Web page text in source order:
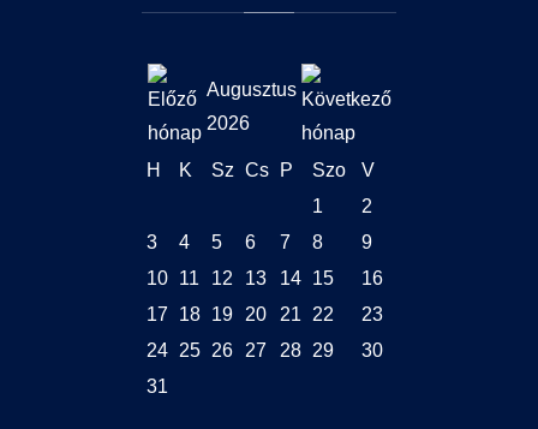
Augusztus
2026
H K Sz Cs P Szo
V
1
2
3
4 5 6 7 8
9
10
11 12 13 14 15
16
17
18 19 20 21 22
23
24 25 26 27 28 29
30
31